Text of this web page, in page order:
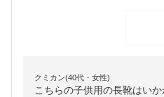
クミカン(40代・女性)
こちらの子供用の長靴はい